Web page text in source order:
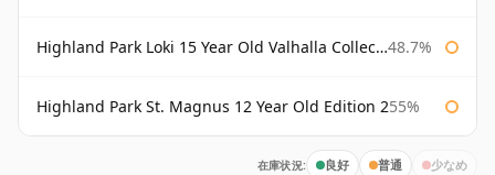
Highland Park Loki 15 Year Old Valhalla Collection 48.7%
Highland Park St. Magnus 12 Year Old Edition 255%
在庫状況: 良好 普通 少なめ